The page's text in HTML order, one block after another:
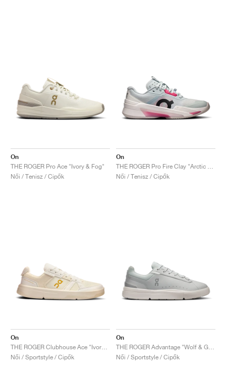
On
THE ROGER Pro Ace "Ivory & Fog"
Női / Tenisz / Cipők
On
Női / Tenisz / Cipők
On
Női / Sportstyle / Cipők
On
Női / Sportstyle / Cipők